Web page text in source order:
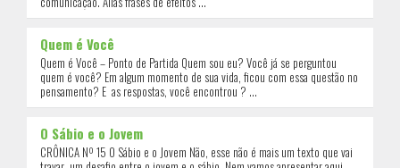
Quem é Você
Quem é Você – Ponto de Partida Quem sou eu? Você já se perguntou
quem é você? Em algum momento de sua vida, ficou com essa questão no
pensamento? E as respostas, você encontrou ? ...
O Sábio e o Jovem
CRÔNICA Nº 15 O Sábio e o Jovem Não, esse não é mais um texto que vai